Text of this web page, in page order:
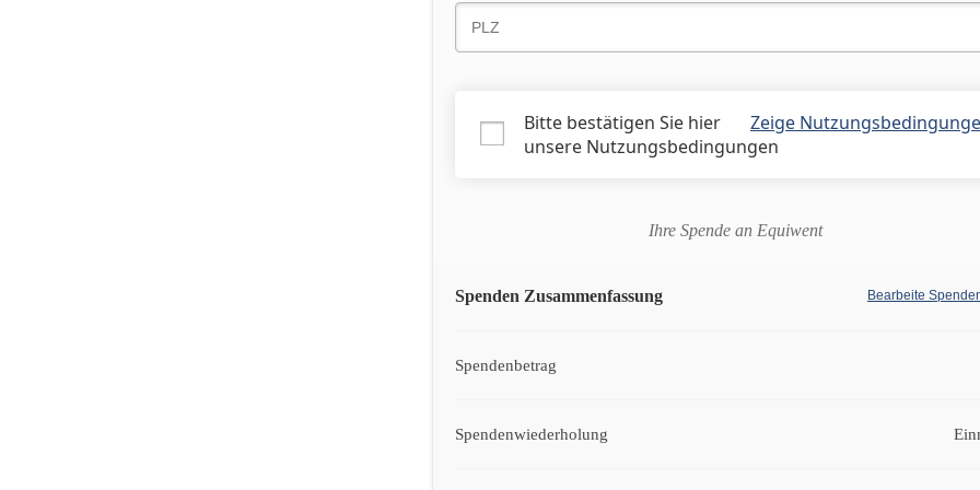
Zeige
Bitte bestätigen Sie hier
unsere Nutzungsbedingungen
Ihre Spende an Equiwent
Spenden Zusammenfassung Bearbeite
Spendenbetrag
Spendenwiederholung